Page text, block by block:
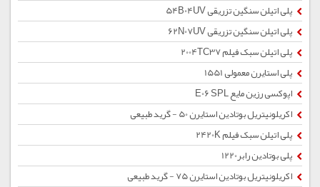
پلی اتیلن سنگین تزریقی 54B04UV
پلی اتیلن سنگین تزریقی 62N07UV
پلی اتیلن سبک فیلم 2004TC37
پلی استایرن معمولی 1551
اپوکسی رزین مایع E06 SPL
اکریلونیتریل بوتادین استایرن 50 - گرید طبیعی
پلی اتیلن سبک فیلم 2420K
پلی بوتادین رابر1220
اکریلونیتریل بوتادین استایرن 75 - گرید طبیعی